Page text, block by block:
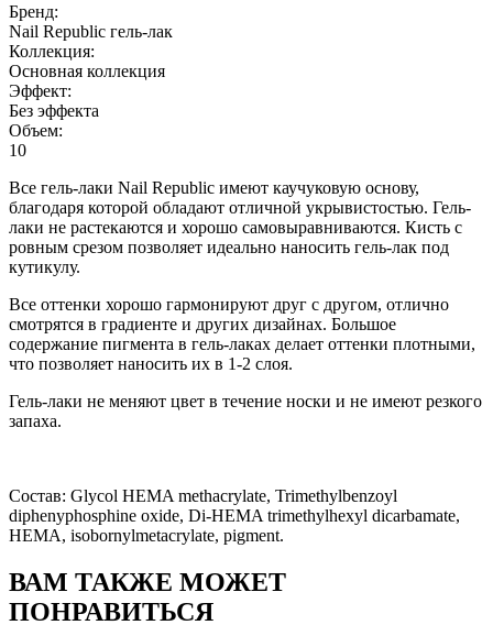
Бренд:
Nail Republic гель-лак
Коллекция:
Основная коллекция
Эффект:
Без эффекта
Объем:
10
Все гель-лаки Nail Republic имеют каучуковую основу,
благодаря которой обладают отличной укрывистостью. Гель-
лаки не растекаются и хорошо самовыравниваются. Кисть с
ровным срезом позволяет идеально наносить гель-лак под
кутикулу.
Все оттенки хорошо гармонируют друг с другом, отлично
смотрятся в градиенте и других дизайнах. Большое
содержание пигмента в гель-лаках делает оттенки плотными,
что позволяет наносить их в 1-2 слоя.
Гель-лаки не меняют цвет в течение носки и не имеют резкого
запаха.
Состав: Glycol HEMA methacrylate, Trimethylbenzoyl
diphenyphosphine oxide, Di-HEMA trimethylhexyl dicarbamate,
HEMA, isobornylmetacrylate, pigment.
ВАМ ТАКЖЕ МОЖЕТ
ПОНРАВИТЬСЯ